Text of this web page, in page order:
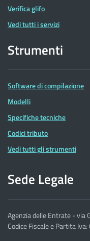
Verifica glifo
Vedi tutti i servizi
Strumenti
Software di compilazione
Modelli
Specifiche tecniche
Codici tributo
Vedi tutti gli strumenti
Sede Legale
Agenzia delle Entrate - via
Codice Fiscale e Partita